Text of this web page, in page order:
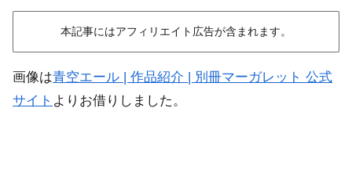
本記事にはアフィリエイト広告が含まれます。
画像は青空エール | 作品紹介 | 別冊マーガレット 公式
サイト よりお借りしました。